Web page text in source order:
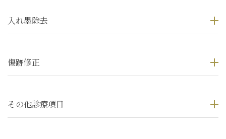
入れ墨除去
傷跡修正
その他診療項目